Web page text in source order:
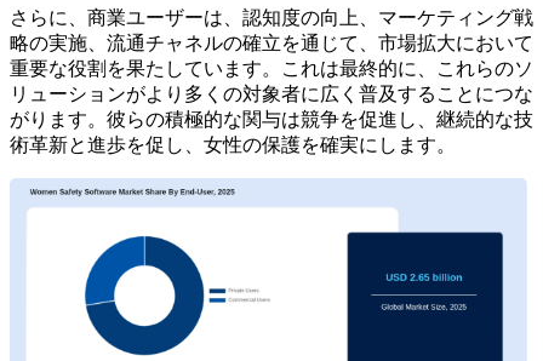
さらに、商業ユーザーは、認知度の向上、マーケティング戦
略の実施、流通チャネルの確立を通じて、市場拡大において
重要な役割を果たしています。これは最終的に、これらのソ
リューションがより多くの対象者に広く普及することにつな
がります。彼らの積極的な関与は競争を促進し、継続的な技
術革新と進歩を促し、女性の保護を確実にします。